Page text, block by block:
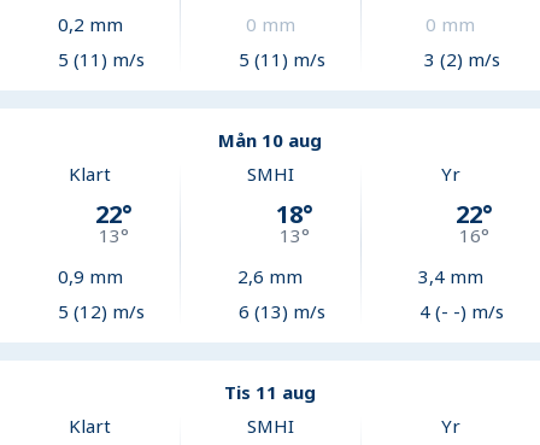
0,2 mm
5 (11) m/s
0 mm
5 (11) m/s
0 mm
3 (2) m/s
Mån 10 aug
Klart
22°
13°
0,9 mm
5 (12) m/s
SMHI
18°
13°
2,6 mm
6 (13) m/s
Yr
22°
16°
3,4mm
4 (- -) m/s
Tis 11 aug
Klart
SMHI Yr